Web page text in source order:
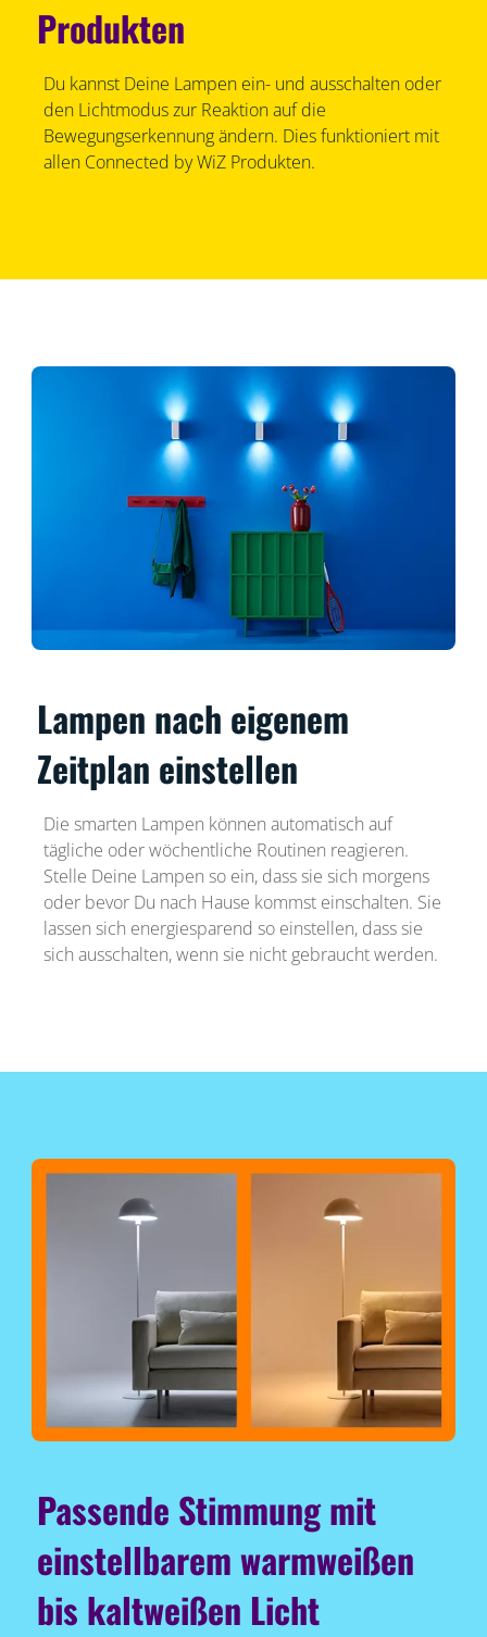
Produkten
Du kannst Deine Lampen ein- und ausschalten oder
den Lichtmodus zur Reaktion auf die
Bewegungserkennung ändern. Dies funktioniert mit
allen Connected by WiZ Produkten.
Lampen nach eigenem
Zeitplan einstellen
Die smarten Lampen können automatisch auf
tägliche oder wöchentliche Routinen reagieren.
Stelle Deine Lampen so ein, dass sie sich morgens
oder bevor Du nach Hause kommst einschalten. Sie
lassen sich energiesparend so einstellen, dass sie
sich ausschalten, wenn sie nicht gebraucht werden.
Passende Stimmung mit
einstellbarem warmweißen
bis kaltweißen Licht